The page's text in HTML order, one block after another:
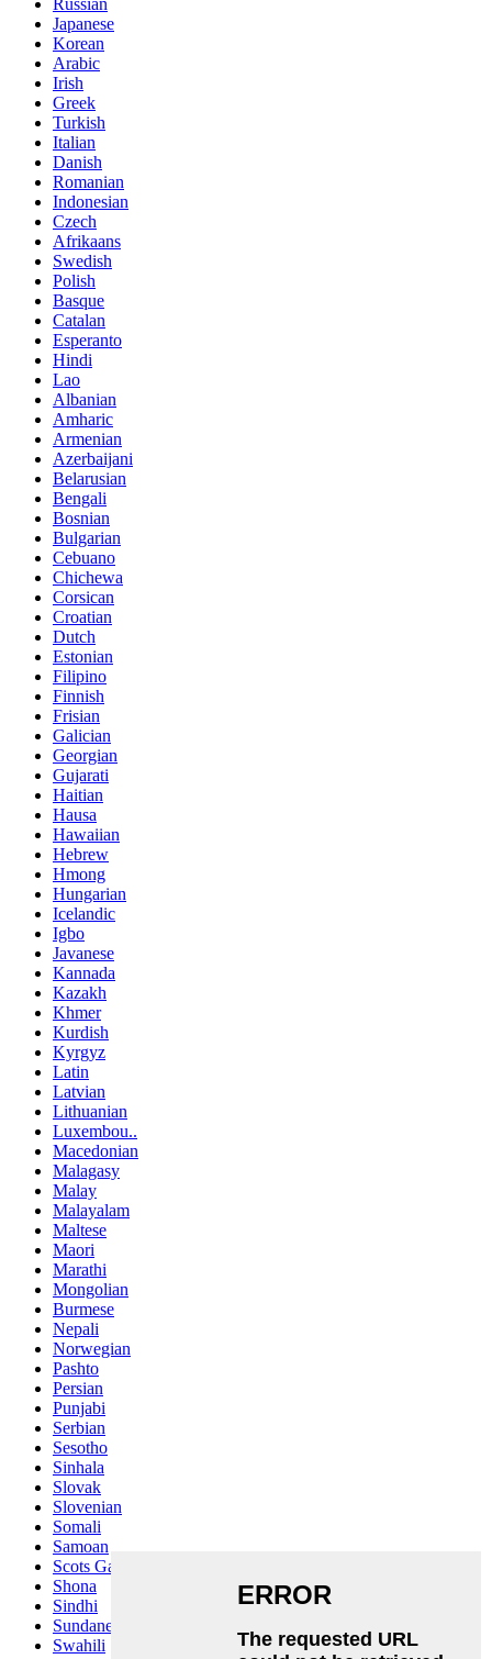
Japanese
Korean
Arabic
Irish
Greek
Turkish
Italian
Danish
Romanian
Indonesian
Czech
Afrikaans
Swedish
Polish
Basque
Catalan
Esperanto
Hindi
Lao
Albanian
Amharic
Armenian
Azerbaijani
Belarusian
Bengali
Bosnian
Bulgarian
Cebuano
Chichewa
Corsican
Croatian
Dutch
Estonian
Filipino
Finnish
Frisian
Galician
Georgian
Gujarati
Haitian
Hausa
Hawaiian
Hebrew
Hmong
Hungarian
Icelandic
Igbo
Javanese
Kannada
Kazakh
Khmer
Kurdish
Kyrgyz
Latin
Latvian
Lithuanian
Luxembou..
Macedonian
Malagasy
Malay
Malayalam
Maltese
Maori
Marathi
Mongolian
Burmese
Nepali
Norwegian
Pashto
Persian
Punjabi
Serbian
Sesotho
Sinhala
Slovak
Slovenian
Somali
Samoan
Scots Gaelic
Shona
Sindhi
Sundanese
Swahili